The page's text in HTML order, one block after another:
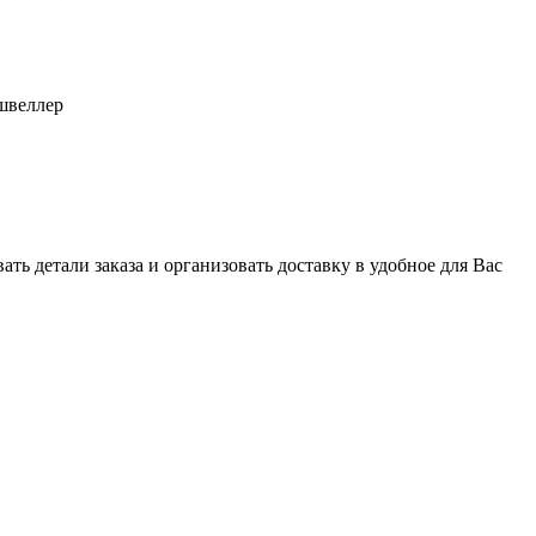
детали заказа и организовать доставку в удобное для Вас